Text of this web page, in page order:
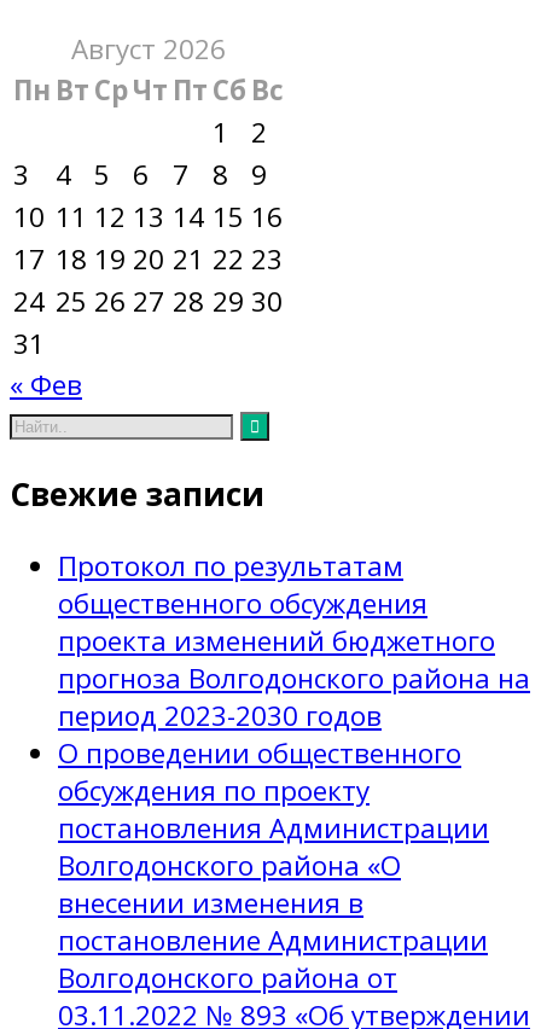
Август 2026
Пн ВтСрЧт ПтСб Вс
1
2
3
4 5 6 7 8
9
10 11 12 13 14 15 16
17 18 19 20 21 22 23
24 25 26 27 28 29 30
31
« Фев
Свежие записи
Протокол по результатам
общественного обсуждения
проекта изменений бюджетного
прогноза Волгодонского района на
период 2023-2030 годов
О проведении общественного
обсуждения по проекту
постановления Администрации
Волгодонского района «О
внесении изменения в
постановление Администрации
Волгодонского района от
03.11.2022 № 893 «Об утверждении